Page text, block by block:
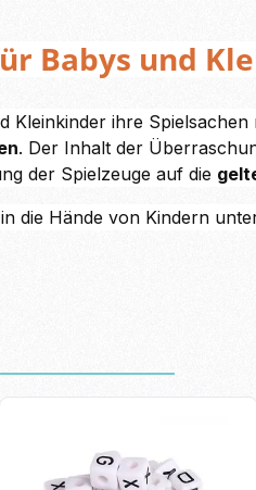
Babys und
Kleinkinder ihre
. Der Inhalt der
der Spielzeuge auf die
die Hände von Kindern